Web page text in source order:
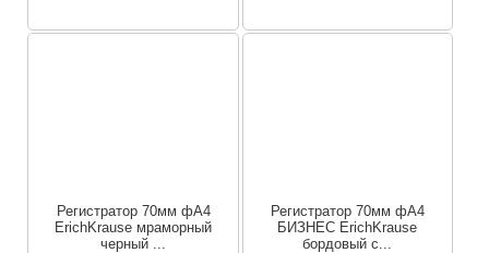
Регистратор 70мм фА4
ErichKrause мраморный
черный ...
Регистратор 70мм фА4
БИЗНЕС ErichKrause
бордовый с...